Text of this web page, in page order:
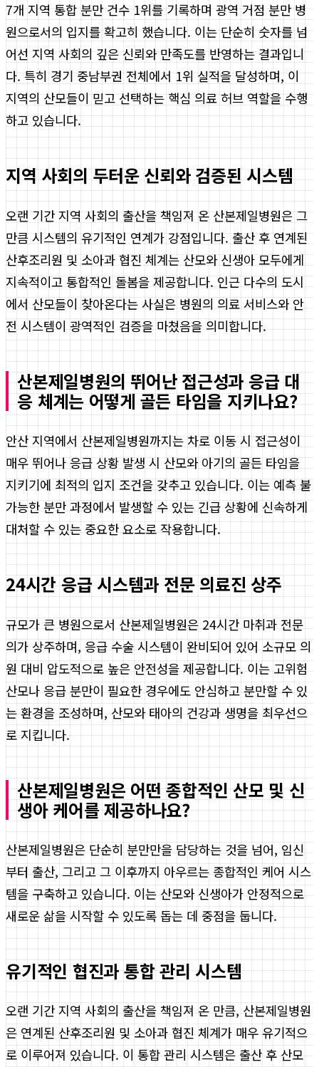
7개 지역 통합 분만 건수 1위를 기록하며 광역 거점 분만 병
원으로서의 입지를 확고히 했습니다. 이는 단순히 숫자를 넘
어선 지역 사회의 깊은 신뢰와 만족도를 반영하는 결과입니
다. 특히 경기 중남부권 전체에서 1위 실적을 달성하며, 이
지역의 산모들이 믿고 선택하는 핵심 의료 허브 역할을 수행
하고 있습니다.
지역 사회의 두터운 신뢰와 검증된 시스템
오랜 기간 지역 사회의 출산을 책임져 온 산본제일병원은 그
만큼 시스템의 유기적인 연계가 강점입니다. 출산 후 연계된
산후조리원 및 소아과 협진 체계는 산모와 신생아 모두에게
지속적이고 통합적인 돌봄을 제공합니다. 인근 다수의 도시
에서 산모들이 찾아온다는 사실은 병원의 의료 서비스와 안
전 시스템이 광역적인 검증을 마쳤음을 의미합니다.
산본제일병원의 뛰어난 접근성과 응급 대
응 체계는 어떻게 골든 타임을 지키나요?
안산 지역에서 산본제일병원까지는 차로 이동 시 접근성이
매우 뛰어나 응급 상황 발생 시 산모와 아기의 골든 타임을
지키기에 최적의 입지 조건을 갖추고 있습니다. 이는 예측 불
가능한 분만 과정에서 발생할 수 있는 긴급 상황에 신속하게
대처할 수 있는 중요한 요소로 작용합니다.
24시간 응급 시스템과 전문 의료진 상주
규모가 큰 병원으로서 산본제일병원은 24시간 마취과 전문
의가 상주하며, 응급 수술 시스템이 완비되어 있어 소규모 의
원 대비 압도적으로 높은 안전성을 제공합니다. 이는 고위험
산모나 응급 분만이 필요한 경우에도 안심하고 분만할 수 있
는 환경을 조성하며, 산모와 태아의 건강과 생명을 최우선으
로 지킵니다.
산본제일병원은 어떤 종합적인 산모 및 신
생아 케어를 제공하나요?
산본제일병원은 단순히 분만만을 담당하는 것을 넘어, 임신
부터 출산, 그리고 그 이후까지 아우르는 종합적인 케어 시스
템을 구축하고 있습니다. 이는 산모와 신생아가 안정적으로
새로운 삶을 시작할 수 있도록 돕는 데 중점을 둡니다.
유기적인 협진과 통합 관리 시스템
오랜 기간 지역 사회의 출산을 책임져 온 만큼, 산본제일병원
은 연계된 산후조리원 및 소아과 협진 체계가 매우 유기적으
로 이루어져 있습니다. 이 통합 관리 시스템은 출산 후 산모